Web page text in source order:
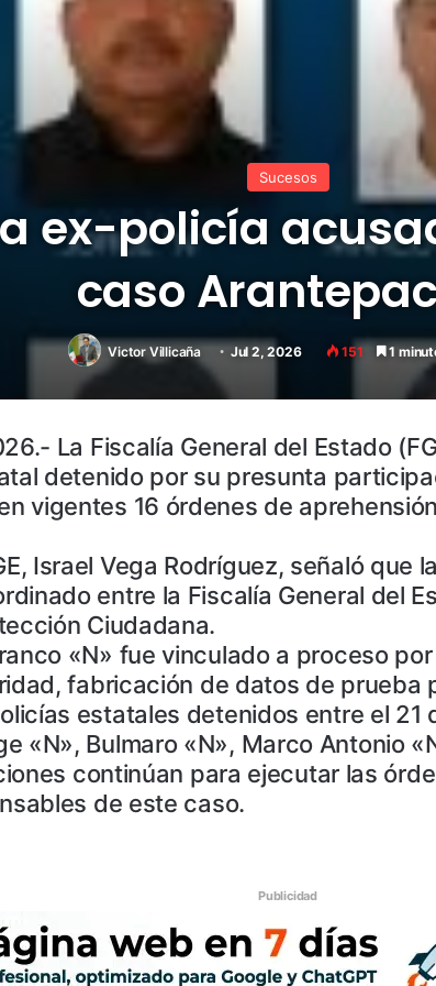
Sucesos
ex-policía
caso
Victor Villicaña Jul 2, 2026 151 1
La Fiscalía General del Estado
detenido por su presunta
vigentes 16 órdenes de
Israel Vega Rodríguez, señaló que
entre la Fiscalía General del
Ciudadana.
«N» fue vinculado a proceso
fabricación de datos de prueba
estatales detenidos entre el 21
«N», Bulmaro «N», Marco Antonio
continúan para ejecutar las
de este caso.
Publicidad